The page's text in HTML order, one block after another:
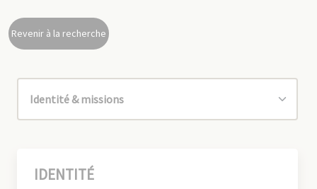
Revenir à la recherche
IDENTITÉ